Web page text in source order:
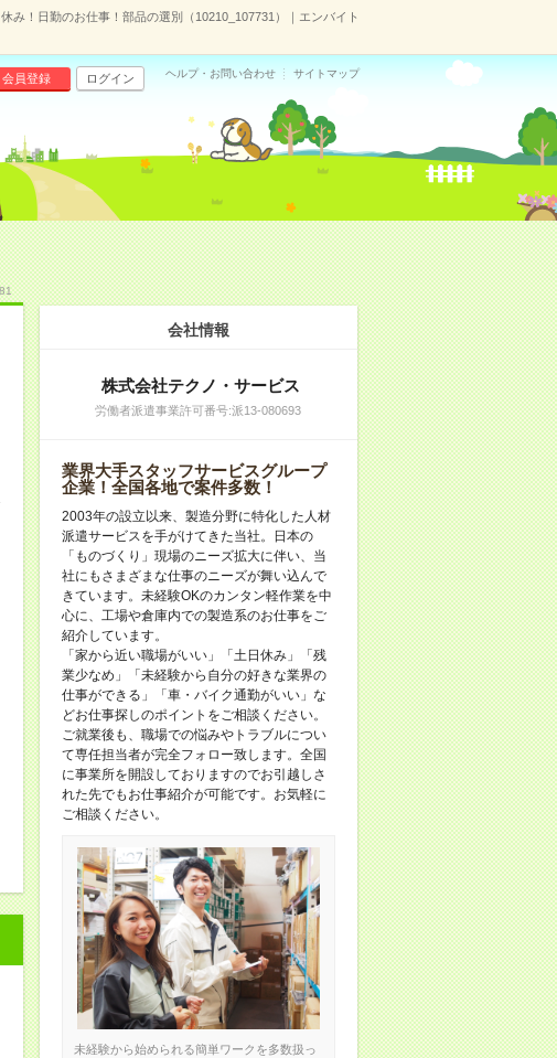
み！日勤のお仕事！部品の選別（10210_107731）｜エンバイト
会員登録 ログイン ヘルプ・お問い合わせ サイトマップ
会社情報
株式会社テクノ・サービス
労働者派遣事業許可番号:派13-080693
業界大手スタッフサービスグループ
企業！全国各地で案件多数！
2003年の設立以来、製造分野に特化した人材
派遣サービスを手がけてきた当社。日本の
「ものづくり」現場のニーズ拡大に伴い、当
社にもさまざまな仕事のニーズが舞い込んで
きています。未経験OKのカンタン軽作業を中
心に、工場や倉庫内での製造系のお仕事をご
紹介しています。
「家から近い職場がいい」「土日休み」「残
業少なめ」「未経験から自分の好きな業界の
仕事ができる」「車・バイク通勤がいい」な
どお仕事探しのポイントをご相談ください。
ご就業後も、職場での悩みやトラブルについ
て専任担当者が完全フォロー致します。全国
に事業所を開設しておりますのでお引越しさ
れた先でもお仕事紹介が可能です。お気軽に
ご相談ください。
未経験から始められる簡単ワークを多数扱っ